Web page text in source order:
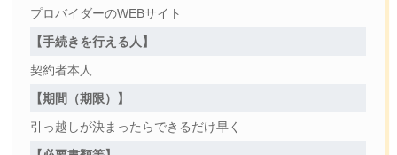
プロバイダーのWEBサイト
【手続きを行える人】
契約者本人
【期間（期限）】
引っ越しが決まったらできるだけ早く